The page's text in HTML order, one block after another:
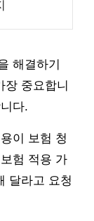
해결하기
중요합니
다.
이 보험 청
험 적용 가
달라고 요청